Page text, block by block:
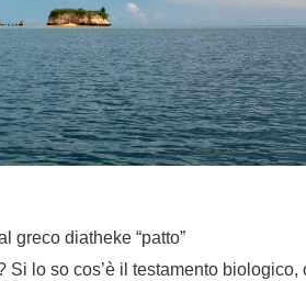
greco diatheke “patto”
Si lo so cos’è il testamento